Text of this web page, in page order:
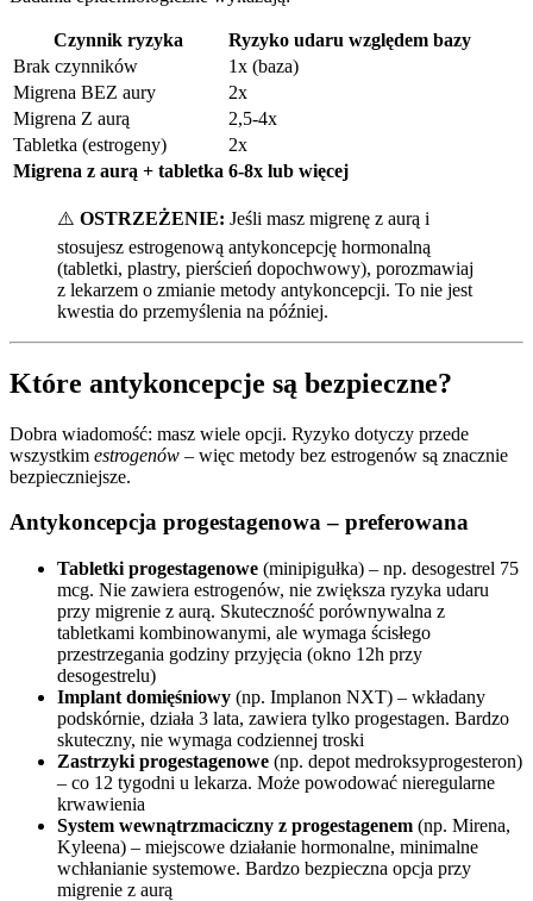
Czynnik ryzyka
Ryzyko udaru względem bazy
Brak czynników
1x (baza)
Migrena BEZ aury
2x
Migrena Z aurą
2,5-4x
Tabletka (estrogeny)
2x
Migrena z aurą + tabletka 6-8x lub więcej
⚠️ OSTRZEŻENIE: Jeśli masz migrenę z aurą i
stosujesz estrogenową antykoncepcję hormonalną
(tabletki, plastry, pierścień dopochwowy), porozmawiaj
z lekarzem o zmianie metody antykoncepcji. To nie jest
kwestia do przemyślenia na później.
Które antykoncepcje są bezpieczne?
Dobra wiadomość: masz wiele opcji. Ryzyko dotyczy przede
wszystkim estrogenów – więc metody bez estrogenów są znacznie
bezpieczniejsze.
Antykoncepcja progestagenowa – preferowana
Tabletki progestagenowe (minipigułka) – np. desogestrel 75
mcg. Nie zawiera estrogenów, nie zwiększa ryzyka udaru
przy migrenie z aurą. Skuteczność porównywalna z
tabletkami kombinowanymi, ale wymaga ścisłego
przestrzegania godziny przyjęcia (okno 12h przy
desogestrelu)
Implant domięśniowy (np. Implanon NXT) – wkładany
podskórnie, działa 3 lata, zawiera tylko progestagen. Bardzo
skuteczny, nie wymaga codziennej troski
Zastrzyki progestagenowe (np. depot medroksyprogesteron)
– co 12 tygodni u lekarza. Może powodować nieregularne
krwawienia
System wewnątrzmaciczny z progestagenem (np. Mirena,
Kyleena) – miejscowe działanie hormonalne, minimalne
wchłanianie systemowe. Bardzo bezpieczna opcja przy
migrenie z aurą